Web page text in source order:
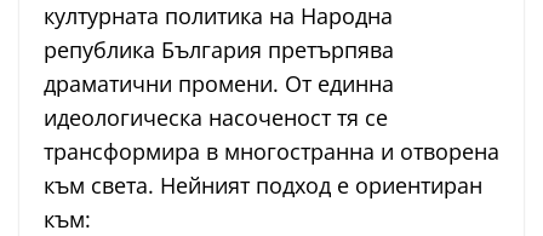
културната политика на Народна
република България претърпява
драматични промени. От единна
идеологическа насоченост тя се
трансформира в многостранна и отворена
към света. Нейният подход е ориентиран
към: